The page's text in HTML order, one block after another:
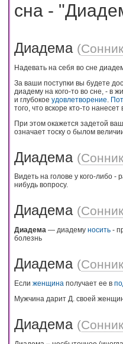
сна -
Диадема (
Надевать на себя во сне
За ваши поступки вы будете
диадему на кого-то во сне, - в
и глубокое удовлетворение
того, что вскоре кто-то
При этом окажется задетой
означает тоску о былом
Диадема (
Видеть на голове у кого-либо -
нибудь вопросу.
Диадема (
Диадема — диадему носить -
болезнь
Диадема (
Если женщина получает ее в
Мужчина дарит Д. своей
Диадема (